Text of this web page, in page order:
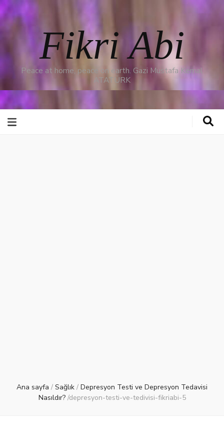
Fikri Abi
Peace at home, peace on earth. Gazi Mustafa Kemal
ATATÜRK
Ana sayfa / Sağlık / Depresyon Testi ve Depresyon Tedavisi
Nasıldır? /depresyon-testi-ve-tedivisi-fikriabi-5